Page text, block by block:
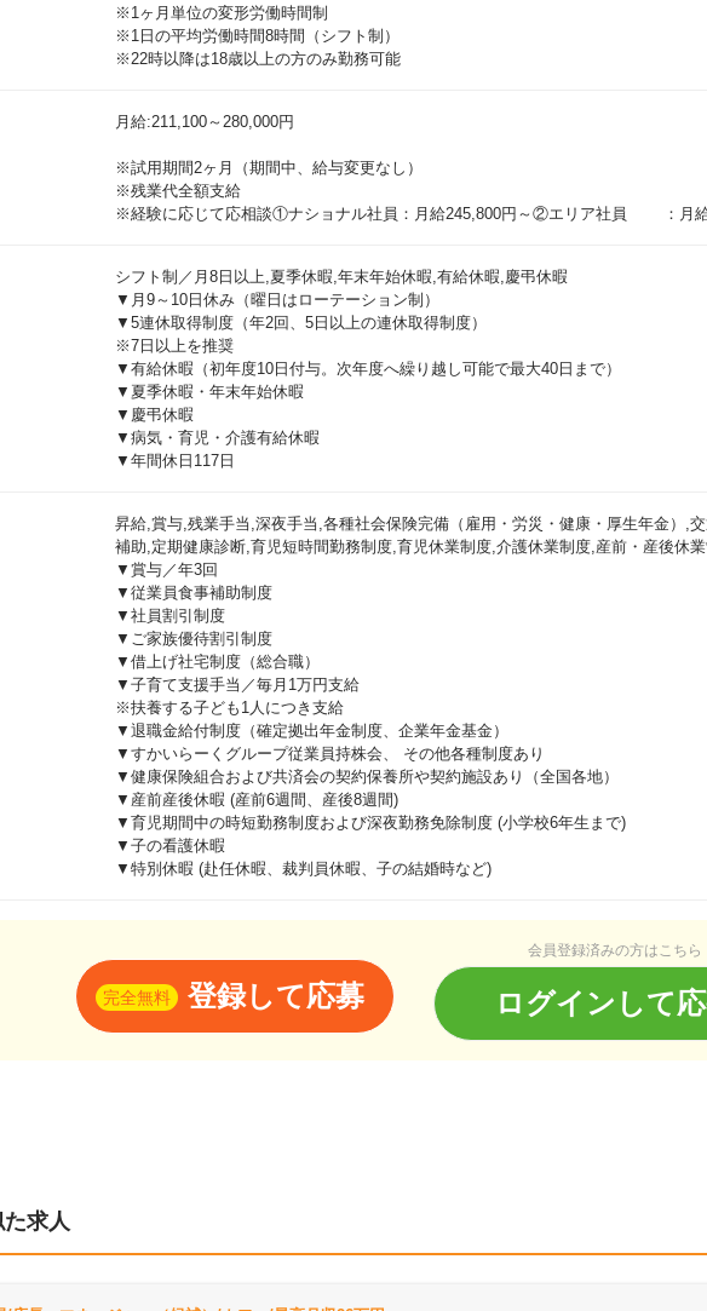
※1ヶ月単位の変形労働時間制
※1日の平均労働時間8時間（シフト制）
※22時以降は18歳以上の方のみ勤務可能
月給:211,100～280,000円
※試用期間2ヶ月（期間中、給与変更なし）
※残業代全額支給
シフト制／月8日以上,夏季休暇,年末年始休暇,有給休暇,慶弔休暇
▼月9～10日休み（曜日はローテーション制）
▼5連休取得制度（年2回、5日以上の連休取得制度）
※7日以上を推奨
▼有給休暇（初年度10日付与。次年度へ繰り越し可能で最大40日まで）
▼夏季休暇・年末年始休暇
▼慶弔休暇
▼病気・育児・介護有給休暇
▼年間休日117日
昇給,賞与,残業手当,深夜手当,各種社会保険完備（雇用・労災・健康・厚生年金）,
補助,定期健康診断,育児短時間勤務制度,育児休業制度,介護休業制度,産前・産後休
▼賞与／年3回
▼従業員食事補助制度
▼社員割引制度
▼ご家族優待割引制度
▼借上げ社宅制度（総合職）
▼子育て支援手当／毎月1万円支給
※扶養する子ども1人につき支給
▼退職金給付制度（確定拠出年金制度、企業年金基金）
▼すかいらーくグループ従業員持株会、 その他各種制度あり
▼健康保険組合および共済会の契約保養所や契約施設あり（全国各地）
▼産前産後休暇 (産前6週間、産後8週間)
▼育児期間中の時短勤務制度および深夜勤務免除制度 (小学校6年生まで)
▼子の看護休暇
▼特別休暇 (赴任休暇、裁判員休暇、子の結婚時など)
完全無料 登録して応募
会員登録済みの方はこちら
ログインして
求人